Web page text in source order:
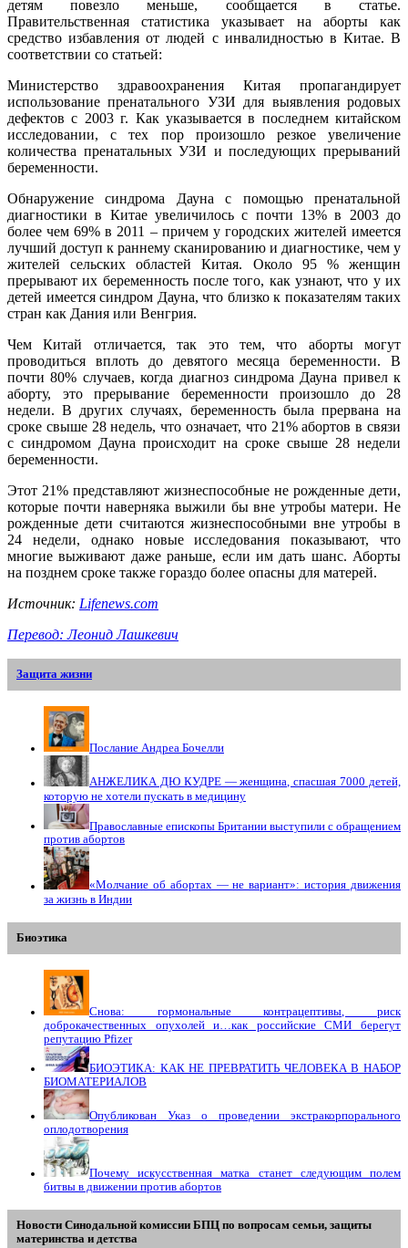
детям повезло меньше, сообщается в статье.
Правительственная статистика указывает на аборты как
средство избавления от людей с инвалидностью в Китае. В
соответствии со статьей:
Министерство здравоохранения Китая пропагандирует
использование пренатального УЗИ для выявления родовых
дефектов с 2003 г. Как указывается в последнем китайском
исследовании, с тех пор произошло резкое увеличение
количества пренатальных УЗИ и последующих прерываний
беременности.
Обнаружение синдрома Дауна с помощью пренатальной
диагностики в Китае увеличилось с почти 13% в 2003 до
более чем 69% в 2011 – причем у городских жителей имеется
лучший доступ к раннему сканированию и диагностике, чем у
жителей сельских областей Китая. Около 95 % женщин
прерывают их беременность после того, как узнают, что у их
детей имеется синдром Дауна, что близко к показателям таких
стран как Дания или Венгрия.
Чем Китай отличается, так это тем, что аборты могут
проводиться вплоть до девятого месяца беременности. В
почти 80% случаев, когда диагноз синдрома Дауна привел к
аборту, это прерывание беременности произошло до 28
недели. В других случаях, беременность была прервана на
сроке свыше 28 недель, что означает, что 21% абортов в связи
с синдромом Дауна происходит на сроке свыше 28 недели
беременности.
Этот 21% представляют жизнеспособные не рожденные дети,
которые почти наверняка выжили бы вне утробы матери. Не
рожденные дети считаются жизнеспособными вне утробы в
24 недели, однако новые исследования показывают, что
многие выживают даже раньше, если им дать шанс. Аборты
на позднем сроке также гораздо более опасны для матерей.
Источник: Lifenews.com
Перевод: Леонид Лашкевич
Защита жизни
Послание Андреа Бочелли
АНЖЕЛИКА ДЮ КУДРЕ — женщина, спасшая 7000 детей,
которую не хотели пускать в медицину
Православные епископы Британии выступили с обращением
против абортов
«Молчание об абортах — не вариант»: история движения
за жизнь в Индии
Биоэтика
Снова: гормональные контрацептивы, риск
доброкачественных опухолей и…как российские СМИ берегут
репутацию Pfizer
БИОЭТИКА: КАК НЕ ПРЕВРАТИТЬ ЧЕЛОВЕКА В НАБОР
БИОМАТЕРИАЛОВ
Опубликован Указ о проведении экстракорпорального
оплодотворения
Почему искусственная матка станет следующим полем
битвы в движении против абортов
Новости Синодальной комиссии БПЦ по вопросам семьи, защиты
материнства и детства